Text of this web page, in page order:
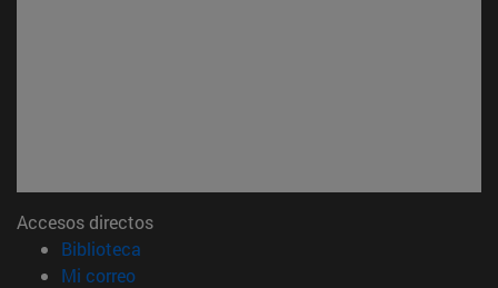
Accesos directos
Biblioteca
Mi correo(abre en nueva ventana)